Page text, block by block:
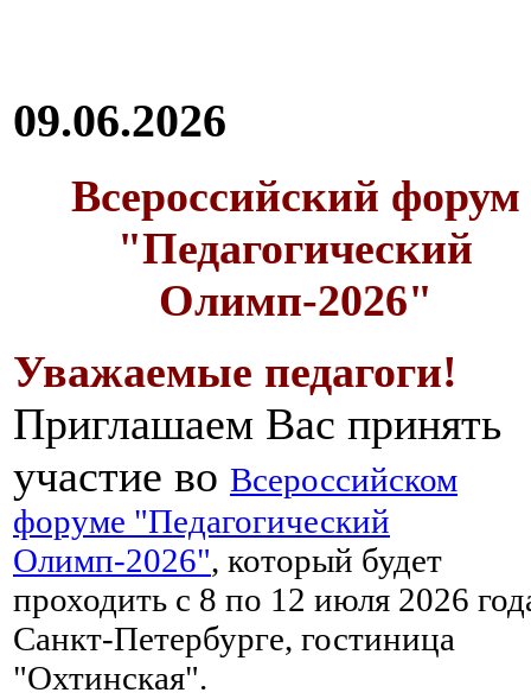
09.06.2026
Всероссийский форум
"Педагогический
Олимп-2026"
Уважаемые педагоги!
Приглашаем Вас принять
участие во Всероссийском
форуме "Педагогический
Олимп-2026", который будет
проходить с 8 по 12 июля 2026
Санкт-Петербурге, гостиница
"Охтинская".